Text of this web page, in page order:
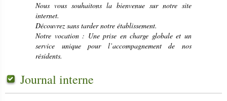
Nous vous souhaitons la bienvenue sur notre site
internet.
Découvrez sans tarder notre établissement.
Notre vocation : Une prise en charge globale et un
service unique pour l’accompagnement de nos
résidents.
Journal interne